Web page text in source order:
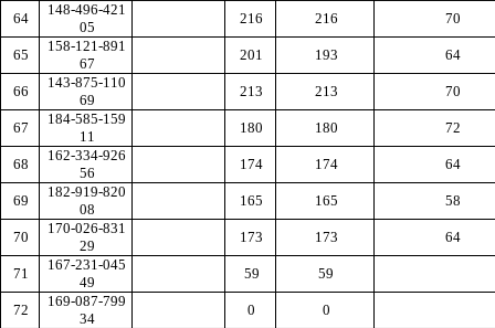
64
148-496-421
05
216 216 70
65
158-121-891
67
201 193 64
66
143-875-110
69
213 213 70
67
184-585-159
11
180 180 72
68
162-334-926
56
174 174 64
69
182-919-820
08
165 165 58
70
170-026-831
29
173 173 64
71
167-231-045
49
59 59
72
169-087-799
34
0 0